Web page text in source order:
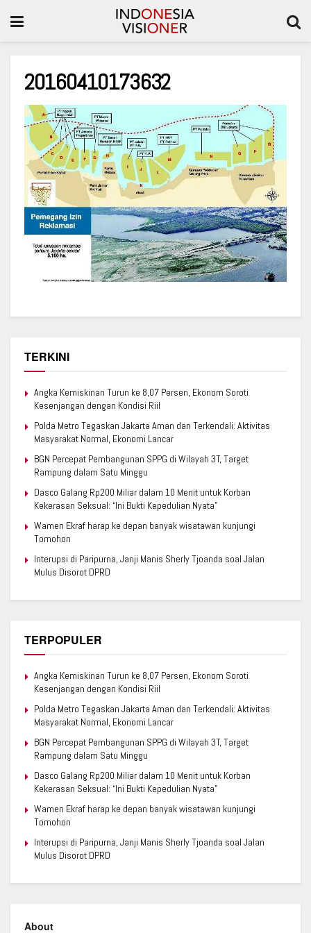
20160410173632
TERKINI
Angka Kemiskinan Turun ke 8,07 Persen, Ekonom Soroti
Kesenjangan dengan Kondisi Riil
Polda Metro Tegaskan Jakarta Aman dan Terkendali: Aktivitas
Masyarakat Normal, Ekonomi Lancar
BGN Percepat Pembangunan SPPG di Wilayah 3T, Target
Rampung dalam Satu Minggu
Dasco Galang Rp200 Miliar dalam 10 Menit untuk Korban
Kekerasan Seksual: “Ini Bukti Kepedulian Nyata”
Wamen Ekraf harap ke depan banyak wisatawan kunjungi
Tomohon
Interupsi di Paripurna, Janji Manis Sherly Tjoanda soal Jalan
Mulus Disorot DPRD
TERPOPULER
Angka Kemiskinan Turun ke 8,07 Persen, Ekonom Soroti
Kesenjangan dengan Kondisi Riil
Polda Metro Tegaskan Jakarta Aman dan Terkendali: Aktivitas
Masyarakat Normal, Ekonomi Lancar
BGN Percepat Pembangunan SPPG di Wilayah 3T, Target
Rampung dalam Satu Minggu
Dasco Galang Rp200 Miliar dalam 10 Menit untuk Korban
Kekerasan Seksual: “Ini Bukti Kepedulian Nyata”
Wamen Ekraf harap ke depan banyak wisatawan kunjungi
Tomohon
Interupsi di Paripurna, Janji Manis Sherly Tjoanda soal Jalan
Mulus Disorot DPRD
About